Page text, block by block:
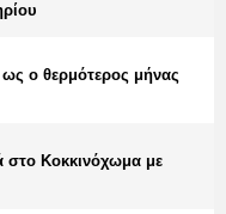
ο θερμότερος μήνας
στο Κοκκινόχωμα με